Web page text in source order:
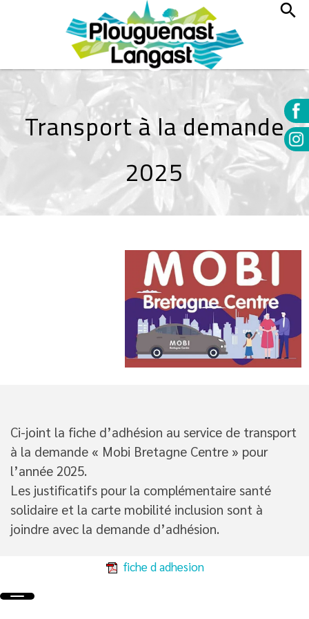
Transport à la demande
2025
Ci-joint la fiche d’adhésion au service de transport
à la demande « Mobi Bretagne Centre » pour
l’année 2025.
Les justificatifs pour la complémentaire santé
solidaire et la carte mobilité inclusion sont à
joindre avec la demande d’adhésion.
fiche d adhesion